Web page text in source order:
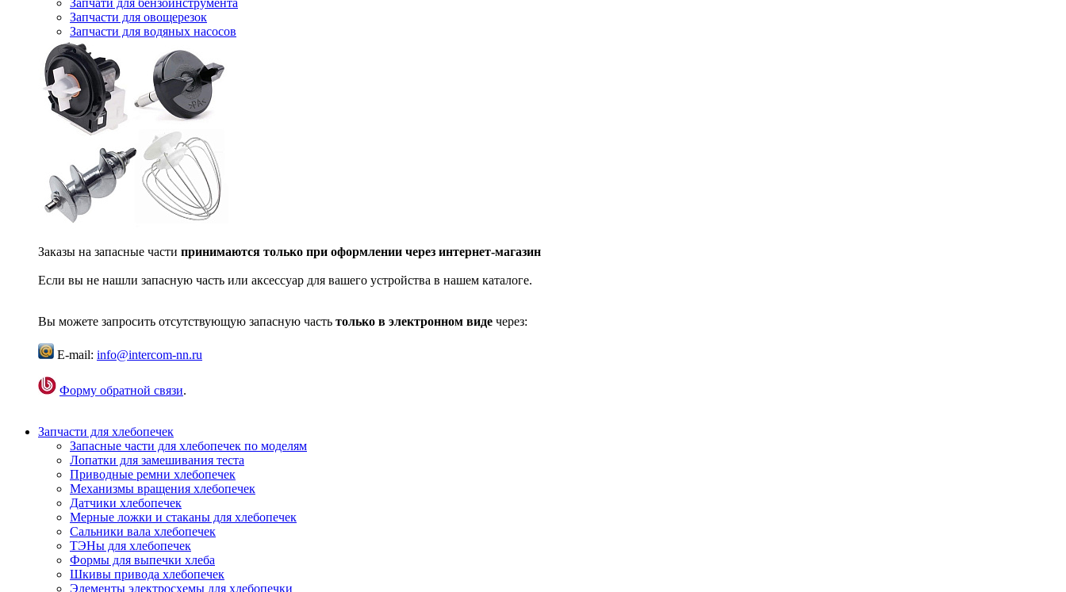
Запчати для бензоинструмента
Запчасти для овощерезок
Запчасти для водяных насосов
Заказы на запасные части принимаются только при оформлении через интернет-магазин
Если вы не нашли запасную часть или аксессуар для вашего устройства в нашем каталоге.
Вы можете запросить отсутствующую запасную часть только в электронном виде через:
E-mail: info@intercom-nn.ru
Форму обратной связи.
Запчасти для хлебопечек
Запасные части для хлебопечек по моделям
Лопатки для замешивания теста
Приводные ремни хлебопечек
Механизмы вращения хлебопечек
Датчики хлебопечек
Мерные ложки и стаканы для хлебопечек
Сальники вала хлебопечек
ТЭНы для хлебопечек
Формы для выпечки хлеба
Шкивы привода хлебопечек
Элементы электросхемы для хлебопечки